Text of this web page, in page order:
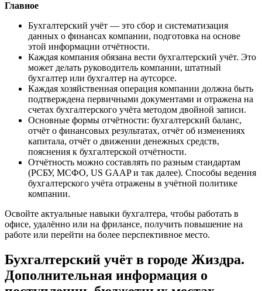
Главное
Бухгалтерский учёт — это сбор и систематизация
данных о финансах компании, подготовка на основе
этой информации отчётности.
Каждая компания обязана вести бухгалтерский учёт. Это
может делать руководитель компании, штатный
бухгалтер или бухгалтер на аутсорсе.
Каждая хозяйственная операция компании должна быть
подтверждена первичными документами и отражена на
счетах бухгалтерского учёта методом двойной записи.
Основные формы отчётности: бухгалтерский баланс,
отчёт о финансовых результатах, отчёт об изменениях
капитала, отчёт о движении денежных средств,
пояснения к бухгалтерской отчётности.
Отчётность можно составлять по разным стандартам
(РСБУ, МСФО, US GAAP и так далее). Способы ведения
бухгалтерского учёта отражены в учётной политике
компании.
Освойте актуальные навыки бухгалтера, чтобы работать в
офисе, удалённо или на фрилансе, получить повышение на
работе или перейти на более перспективное место.
Бухгалтерский учёт в городе Жиздра.
Дополнительная информация о